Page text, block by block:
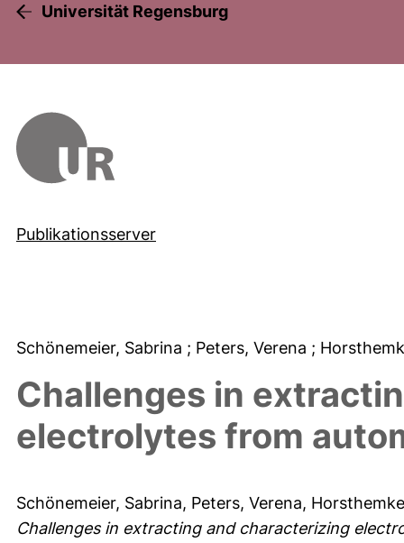
Universität Regensburg
Publikationsserver
Schönemeier, Sabrina ; Peters, Verena ;
Challenges in
electrolytes from
Schönemeier, Sabrina, Peters, Verena,
Challenges in extracting and characterizing